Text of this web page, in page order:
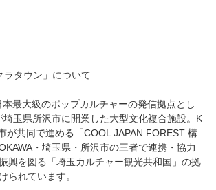
ラタウン」について
最大級のポップカルチャーの発信拠点とし
埼玉県所沢市に開業した大型文化複合施設。K
が共同で進める「COOL JAPAN FOREST 構
・埼玉県・所沢市の三者で連携・協力
興を図る「埼玉カルチャー観光共和国」の拠
られています。